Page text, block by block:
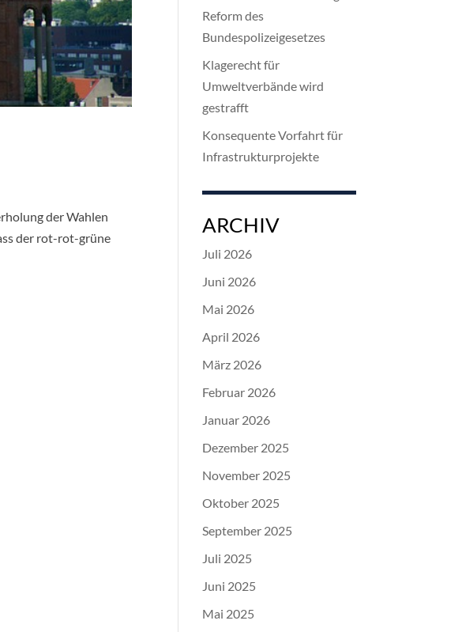
der Wahlen
der rot-rot-grüne
Reform des
Bundespolizeigesetzes
Klagerecht für
Umweltverbände wird
gestrafft
Konsequente Vorfahrt für
Infrastrukturprojekte
ARCHIV
Juli 2026
Juni 2026
Mai 2026
April 2026
März 2026
Februar 2026
Januar 2026
Dezember 2025
November 2025
Oktober 2025
September 2025
Juli 2025
Juni 2025
Mai 2025